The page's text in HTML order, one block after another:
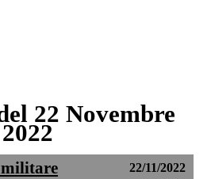
22 Novembre
2022
militare
22/11/2022